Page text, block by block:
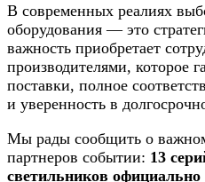
В современных реалиях
оборудования — это
важность приобретает
производителями, которое
поставки, полное
и уверенность в
Мы рады сообщить о
партнеров событии: 13
светильников официально